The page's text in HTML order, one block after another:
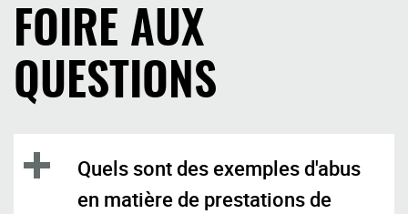
FOIRE AUX
QUESTIONS
Quels sont des exemples d'abus
en matière de prestations de